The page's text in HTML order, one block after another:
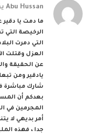
Abu Hussan
ما دمت يا دقير
الرخيصة التي
التي دمرت
العزل وقتلت
عن الحقيقة
يادقير ومن
شارك مباشرة
بعدكم أن
المجرمين في
أمر بديهي لا
جدا ، فهذه